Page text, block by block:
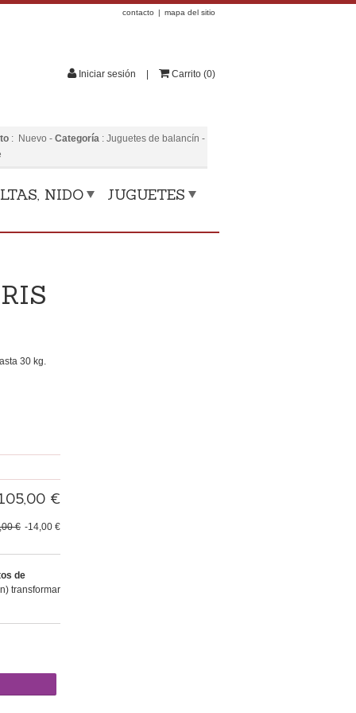
contacto mapa del sitio
: Nuevo - Categoría : Juguetes de balancín -
NIDO JUGUETES
Carrito (0)
Iniciar sesión
30 kg.
€
-14,00 €
€
de
transformar